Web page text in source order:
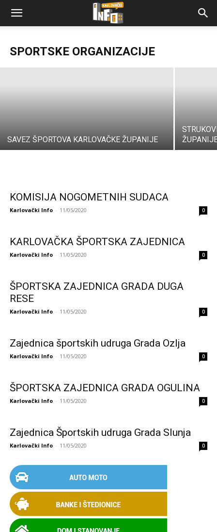
SPORTSKE ORGANIZACIJE
Karlovački Info - 11/05/2020
SAVEZ ŠPORTOVA KARLOVAČKE ŽUPANIJE
KOMISIJA NOGOMETNIH SUDACA
Karlovački Info - 11/05/2020 0
KARLOVAČKA ŠPORTSKA ZAJEDNICA
Karlovački Info - 11/05/2020 0
ŠPORTSKA ZAJEDNICA GRADA DUGA
RESE
Karlovački Info - 11/05/2020 0
Zajednica športskih udruga Grada Ozlja
Karlovački Info - 11/05/2020 0
ŠPORTSKA ZAJEDNICA GRADA OGULINA
Karlovački Info - 11/05/2020 0
Zajednica Športskih udruga Grada Slunja
Karlovački Info - 11/05/2020 0